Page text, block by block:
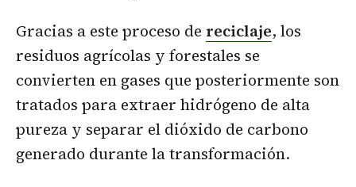
Gracias a este proceso de reciclaje, los
residuos agrícolas y forestales se
convierten en gases que posteriormente son
tratados para extraer hidrógeno de alta
pureza y separar el dióxido de carbono
generado durante la transformación.